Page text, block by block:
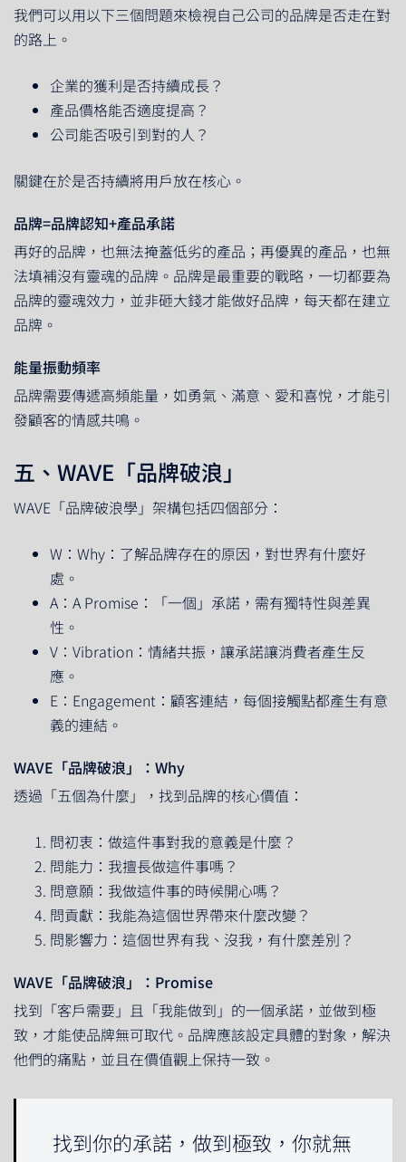
我們可以用以下三個問題來檢視自己公司的品牌是否走在對
的路上。
企業的獲利是否持續成長？
產品價格能否適度提高？
公司能否吸引到對的人？
關鍵在於是否持續將用戶放在核心。
品牌=品牌認知+產品承諾
再好的品牌，也無法掩蓋低劣的產品；再優異的產品，也無
法填補沒有靈魂的品牌。品牌是最重要的戰略，一切都要為
品牌的靈魂效力，並非砸大錢才能做好品牌，每天都在建立
品牌。
能量振動頻率
品牌需要傳遞高頻能量，如勇氣、滿意、愛和喜悅，才能引
發顧客的情感共鳴。
五、WAVE「品牌破浪」
WAVE「品牌破浪學」架構包括四個部分：
W：Why：了解品牌存在的原因，對世界有什麼好
處。
A：A Promise：「一個」承諾，需有獨特性與差異
性。
V：Vibration：情緒共振，讓承諾讓消費者產生反
應。
E：Engagement：顧客連結，每個接觸點都產生有意
義的連結。
WAVE「品牌破浪」：Why
透過「五個為什麼」，找到品牌的核心價值：
問初衷：做這件事對我的意義是什麼？
問能力：我擅長做這件事嗎？
問意願：我做這件事的時候開心嗎？
問貢獻：我能為這個世界帶來什麼改變？
問影響力：這個世界有我、沒我，有什麼差別？
WAVE「品牌破浪」：Promise
找到「客戶需要」且「我能做到」的一個承諾，並做到極
致，才能使品牌無可取代。品牌應該設定具體的對象，解決
他們的痛點，並且在價值觀上保持一致。
找到你的承諾，做到極致，你就無